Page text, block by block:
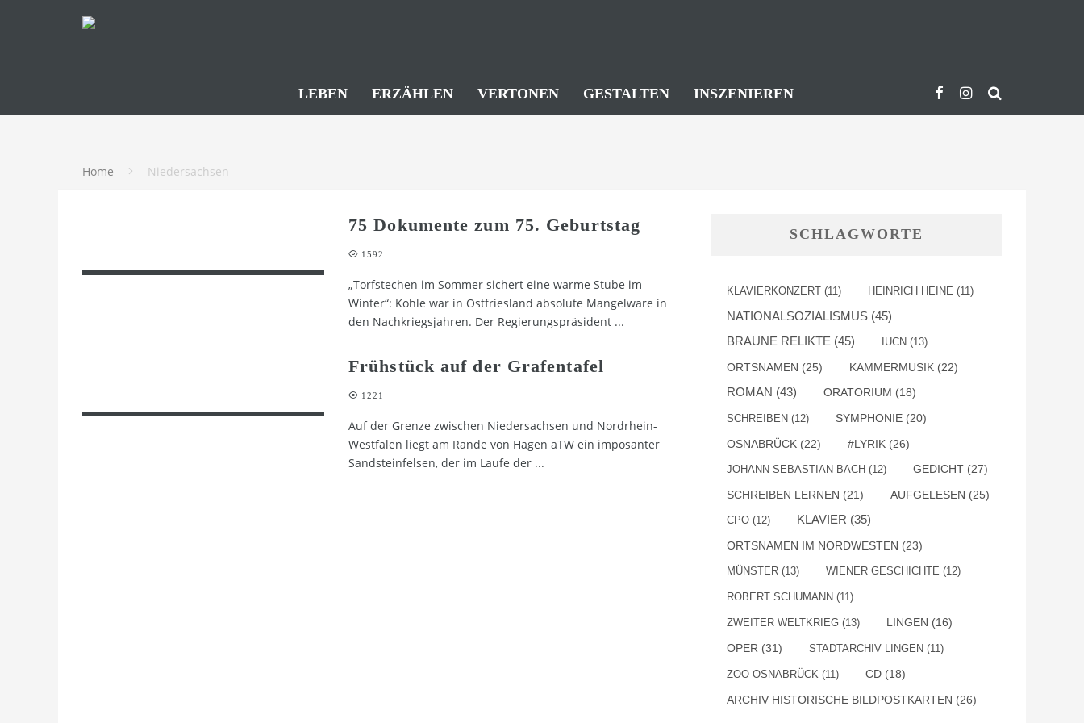
LEBEN ERZÄHLEN VERTONEN GESTALTEN INSZENIEREN
Home Niedersachsen
75 Dokumente zum 75. Geburtstag
1592
„Torfstechen im Sommer sichert eine warme Stube im
Winter“: Kohle war in Ostfriesland absolute Mangelware in
den Nachkriegsjahren. Der Regierungspräsident ...
Frühstück auf der Grafentafel
1221
Auf der Grenze zwischen Niedersachsen und Nordrhein-
Westfalen liegt am Rande von Hagen aTW ein imposanter
Sandsteinfelsen, der im Laufe der ...
SCHLAGWORTE
KLAVIERKONZERT (11) HEINRICH HEINE (11)
NATIONALSOZIALISMUS (45)
BRAUNE RELIKTE (45) IUCN (13)
ORTSNAMEN (25) KAMMERMUSIK (22)
ROMAN (43) ORATORIUM (18)
SCHREIBEN (12) SYMPHONIE (20)
OSNABRÜCK (22) #LYRIK (26)
JOHANN SEBASTIAN BACH (12) GEDICHT (27)
SCHREIBEN LERNEN (21) AUFGELESEN (25)
CPO (12) KLAVIER (35)
ORTSNAMEN IM NORDWESTEN (23)
MÜNSTER (13) WIENER GESCHICHTE (12)
ROBERT SCHUMANN (11)
ZWEITER WELTKRIEG (13) LINGEN (16)
OPER (31) STADTARCHIV LINGEN (11)
ZOO OSNABRÜCK (11) CD (18)
ARCHIV HISTORISCHE BILDPOSTKARTEN (26)